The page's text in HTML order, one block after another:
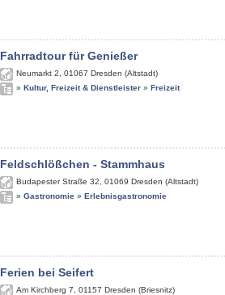
Fahrradtour für Genießer
Neumarkt 2 01067 Dresden (Altstadt)
» Kultur, Freizeit & Dienstleister » Freizeit
Feldschlößchen - Stammhaus
Budapester Straße 32 01069 Dresden (Altstadt)
» Gastronomie » Erlebnisgastronomie
Ferien bei Seifert
Am Kirchberg 7 01157 Dresden (Briesnitz)